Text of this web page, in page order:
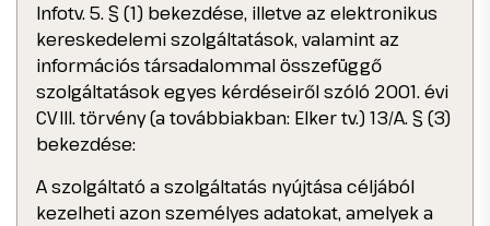
Infotv. 5. § (1) bekezdése, illetve az elektronikus
kereskedelemi szolgáltatások, valamint az
információs társadalommal összefüggő
szolgáltatások egyes kérdéseiről szóló 2001. évi
CVIII. törvény (a továbbiakban: Elker tv.) 13/A. § (3)
bekezdése:
A szolgáltató a szolgáltatás nyújtása céljából
kezelheti azon személyes adatokat, amelyek a